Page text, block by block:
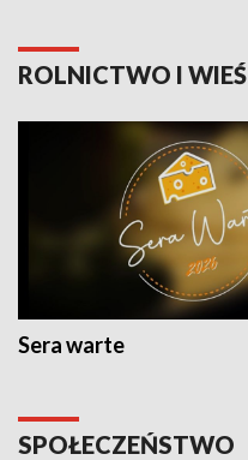
ROLNICTWO I WIEŚ
Sera warte
SPOŁECZEŃSTWO